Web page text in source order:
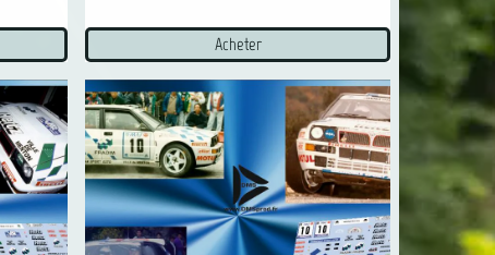
Acheter